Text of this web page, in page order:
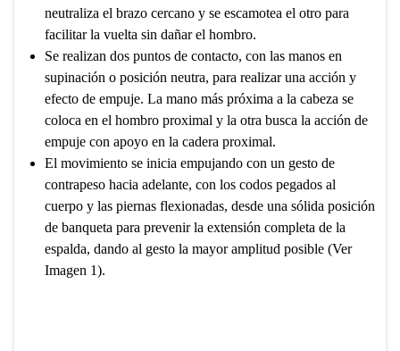
neutraliza el brazo cercano y se escamotea el otro para
facilitar la vuelta sin dañar el hombro.
Se realizan dos puntos de contacto, con las manos en
supinación o posición neutra, para realizar una acción y
efecto de empuje. La mano más próxima a la cabeza se
coloca en el hombro proximal y la otra busca la acción de
empuje con apoyo en la cadera proximal.
El movimiento se inicia empujando con un gesto de
contrapeso hacia adelante, con los codos pegados al
cuerpo y las piernas flexionadas, desde una sólida posición
de banqueta para prevenir la extensión completa de la
espalda, dando al gesto la mayor amplitud posible (Ver
Imagen 1).